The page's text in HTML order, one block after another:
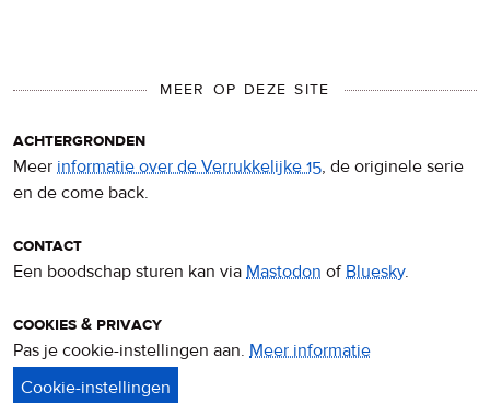
MEER OP DEZE SITE
achtergronden
Meer informatie over de Verrukkelijke 15, de originele serie
en de come back.
contact
Een boodschap sturen kan via Mastodon ofBluesky.
cookies & privacy
Pas je cookie-instellingen aan. Meer informatie